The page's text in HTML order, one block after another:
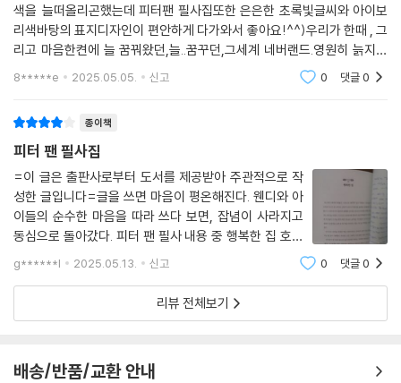
색을 늘떠올리곤했는데 피터팬 필사집또한 은은한 초록빛글씨와 아이보
리색바탕의 표지디자인이 편안하게 다가와서 좋아요!^^)우리가 한때 , 그
리고 마음한켠에 늘 꿈꿔왔던,늘..꿈꾸던,그세계 네버랜드.영원히 늙지않
는 피터팬과 웬디의모험을 필사하며이야기에 더욱 빠져들수 있다는 점에
8*****e 2025.05.05. 신고 0 댓글0
종이책
피터 팬 필사집
=이 글은 출판사로부터 도서를 제공받아 주관적으로 작
성한 글입니다=글을 쓰면 마음이 평온해진다. 웬디와 아
이들의 순수한 마음을 따라 쓰다 보면, 잡념이 사라지고
동심으로 돌아갔다. 피터 팬 필사 내용 중 행복한 집 호수
에서 해적과 맞붙은 사건은 흥미진진한 이야기였다. 후크
선장의 악당들과 피터 팬을 비롯한 아이들의 용감한 싸움
이 손에 땀을 쥐게 했다. 팅커벨의 도움과 기
g******l 2025.05.13. 신고 0 댓글0
리뷰 전체보기
배송/반품/교환 안내